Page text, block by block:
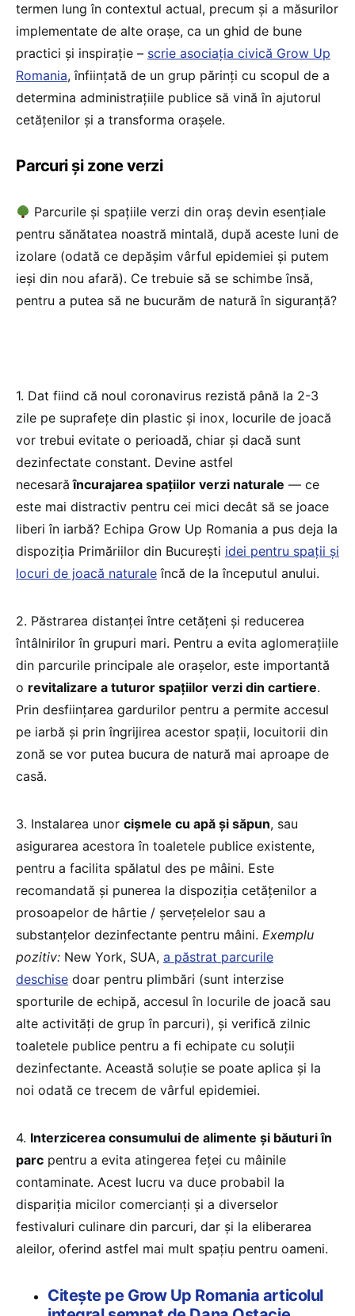
termen lung în contextul actual, precum și a măsurilor
implementate de alte orașe, ca un ghid de bune
practici și inspirație – scrie asociația civică Grow Up
Romania, înființată de un grup părinți cu scopul de a
determina administrațiile publice să vină în ajutorul
cetățenilor și a transforma orașele.
Parcuri și zone verzi
Parcurile și spațiile verzi din oraș devin esențiale
pentru sănătatea noastră mintală, după aceste luni de
izolare (odată ce depășim vârful epidemiei și putem
ieși din nou afară). Ce trebuie să se schimbe însă,
pentru a putea să ne bucurăm de natură în siguranță?
1. Dat fiind că noul coronavirus rezistă până la 2-3
zile pe suprafețe din plastic și inox, locurile de joacă
vor trebui evitate o perioadă, chiar și dacă sunt
dezinfectate constant. Devine astfel
necesară încurajarea spațiilor verzi naturale — ce
este mai distractiv pentru cei mici decât să se joace
liberi în iarbă? Echipa Grow Up Romania a pus deja la
dispoziția Primăriilor din București idei pentru spații și
locuri de joacă naturale încă de la începutul anului.
2. Păstrarea distanței între cetățeni și reducerea
întâlnirilor în grupuri mari. Pentru a evita aglomerațiile
din parcurile principale ale orașelor, este importantă
o revitalizare a tuturor spațiilor verzi din cartiere.
Prin desființarea gardurilor pentru a permite accesul
pe iarbă și prin îngrijirea acestor spații, locuitorii din
zonă se vor putea bucura de natură mai aproape de
casă.
3. Instalarea unor cișmele cu apă și săpun, sau
asigurarea acestora în toaletele publice existente,
pentru a facilita spălatul des pe mâini. Este
recomandată și punerea la dispoziția cetățenilor a
prosoapelor de hârtie / șervețelelor sau a
substanțelor dezinfectante pentru mâini. Exemplu
pozitiv: New York, SUA, a păstrat parcurile
deschise doar pentru plimbări (sunt interzise
sporturile de echipă, accesul în locurile de joacă sau
alte activități de grup în parcuri), și verifică zilnic
toaletele publice pentru a fi echipate cu soluții
dezinfectante. Această soluție se poate aplica și la
noi odată ce trecem de vârful epidemiei.
4. Interzicerea consumului de alimente și băuturi în
parc pentru a evita atingerea feței cu mâinile
contaminate. Acest lucru va duce probabil la
dispariția micilor comercianți și a diverselor
festivaluri culinare din parcuri, dar și la eliberarea
aleilor, oferind astfel mai mult spațiu pentru oameni.
Citește pe Grow Up Romania articolul